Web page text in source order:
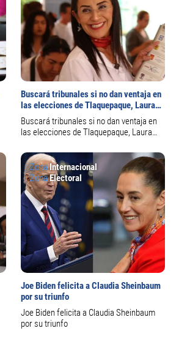
Buscará tribunales si no dan ventaja en
las elecciones de Tlaquepaque, Laura
Imelda Pérez Segura
Buscará tribunales si no dan ventaja en
las elecciones de Tlaquepaque, Laura
ZonaInternacional
ZonaElectoral
Joe Biden felicita a Claudia Sheinbaum
por su triunfo
Joe Biden felicita a Claudia Sheinbaum
por su triunfo